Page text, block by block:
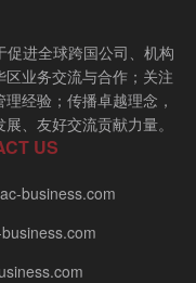
进全球跨国公司、机构
业务交流与合作；关注
经验；传播卓越理念，
、友好交流贡献力量。
US
business.com